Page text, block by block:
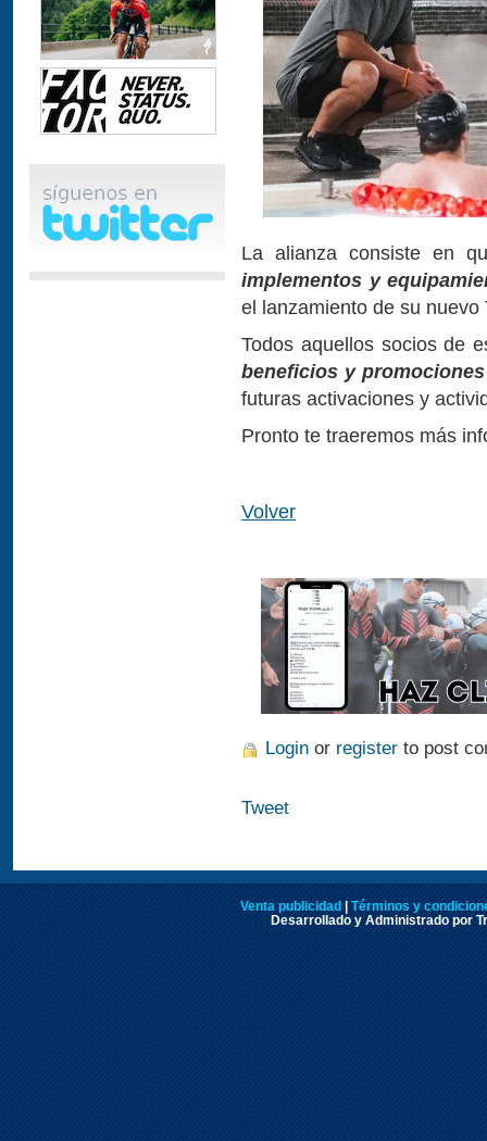
La alianza consiste en
implementos y
el lanzamiento de su nuevo
Todos aquellos socios de
beneficios y
futuras activaciones y
Pronto te traeremos más
Volver
Login or register to post
Tweet
Venta publicidad | Términos y
Desarrollado y Administrado por